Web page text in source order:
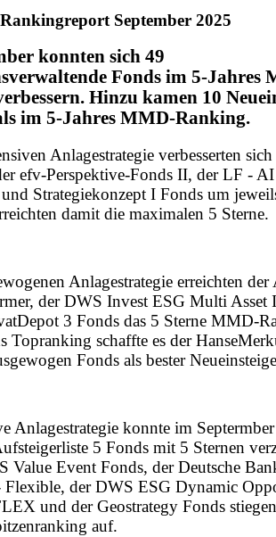
Rankingreport September 2025
konnten sich 49
Fonds im 5-Jahres
Hinzu kamen 10
im 5-Jahres MMD-Ranking.
Anlagestrategie verbesserten
efv-Perspektive-Fonds II, der LF -
Strategiekonzept I Fonds um
damit die maximalen 5 Sterne.
Anlagestrategie erreichten
der DWS Invest ESG Multi Asset
3 Fonds das 5 Sterne MMD-
Topranking schaffte es der
Fonds als bester
Anlagestrategie konnte im
5 Fonds mit 5 Sternen
Value Event Fonds, der Deutsche
der DWS ESG Dynamic
und der Geostrategy Fonds
auf.